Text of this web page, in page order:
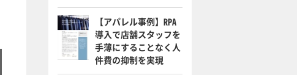
【アパレル事例】RPA
導入で店舗スタッフを
手薄にすることなく人
件費の抑制を実現